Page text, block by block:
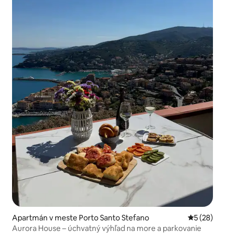
Apartmán v meste Porto Santo Stefano
5 (28)
Aurora House – úchvatný výhľad na more a parkovanie